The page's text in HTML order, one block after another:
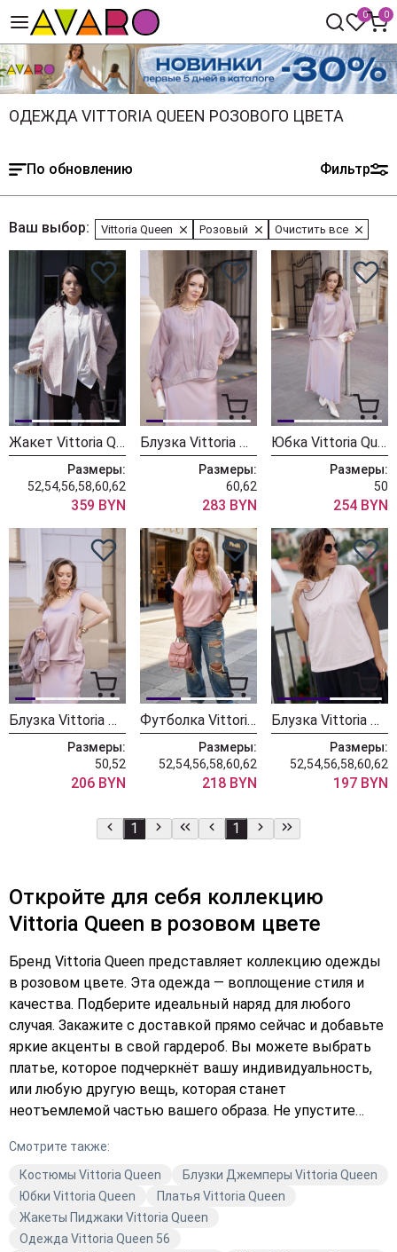
0 0
ОДЕЖДА VITTORIA QUEEN РОЗОВОГО ЦВЕТА
По обновлению Фильтр
Ваш выбор: Vittoria Queen Розовый Очистить все
Жакет Vittoria Queen 31083 розовый
Размеры:
52,54,56,58,60,62
359 BYN
Блузка Vittoria Queen 29623/3 пыльно-розовая
Размеры:
60,62
283 BYN
Юбка Vittoria Queen 27233ю/3 пыльно-розовая
Размеры:
50
254 BYN
Блузка Vittoria Queen 27233 бл/3 пыльно-розовая
Размеры:
50,52
206 BYN
Футболка Vittoria Queen 30573-4 розовый
Размеры:
52,54,56,58,60,62
218 BYN
Блузка Vittoria Queen 28553/4бл розовый
Размеры:
52,54,56,58,60,62
197 BYN
1 1
Откройте для себя коллекцию
Vittoria Queen в розовом цвете
Бренд Vittoria Queen представляет коллекцию одежды
в розовом цвете. Эта одежда — воплощение стиля и
качества. Подберите идеальный наряд для любого
случая. Закажите с доставкой прямо сейчас и добавьте
яркие акценты в свой гардероб. Вы можете выбрать
платье, которое подчеркнёт вашу индивидуальность,
или любую другую вещь, которая станет
неотъемлемой частью вашего образа. Не упустите
одеждой от Vittoria Queen. Оформите заказ уже сегодня
и наслаждайтесь комфортом и стилем!
Смотрите также:
Костюмы Vittoria Queen
Блузки Джемперы Vittoria Queen
Юбки Vittoria Queen
Платья Vittoria Queen
Жакеты Пиджаки Vittoria Queen
Одежда Vittoria Queen 56